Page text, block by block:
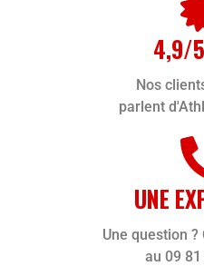
4,9/
Nos
parlent
UNE
Une question
au 09